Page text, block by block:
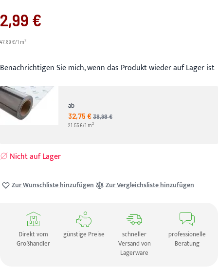
2,99 €
47.89 €/1 m2
Benachrichtigen Sie mich, wenn das Produkt wieder auf Lager ist
ab
Angebotspreis
32,75 €UVP
38,98 €
21.55 €/1 m2
Nicht auf Lager
Zur Wunschliste hinzufügen Zur Vergleichsliste hinzufügen
Direkt vom
Großhändler
günstige Preise
schneller
Versand von
Lagerware
professionelle
Beratung